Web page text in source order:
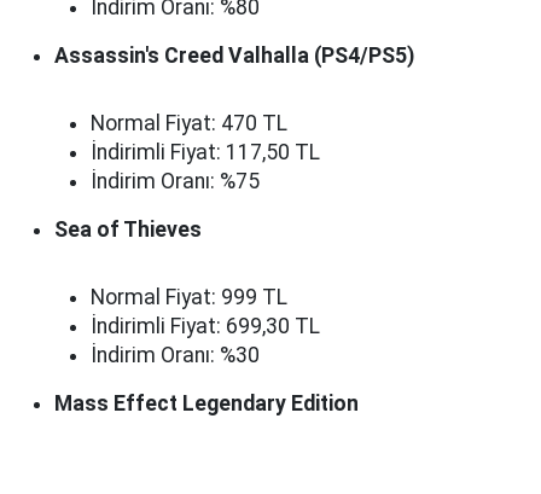
İndirim Oranı: %80
Assassin's Creed Valhalla (PS4/PS5)
Normal Fiyat: 470 TL
İndirimli Fiyat: 117,50 TL
İndirim Oranı: %75
Sea of Thieves
Normal Fiyat: 999 TL
İndirimli Fiyat: 699,30 TL
İndirim Oranı: %30
Mass Effect Legendary Edition